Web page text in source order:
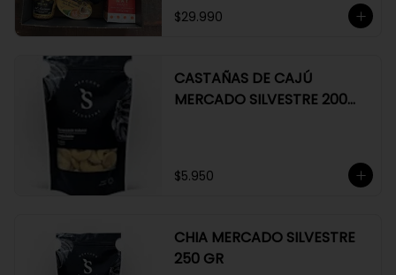
*HENAFF MOUSSE DE CANARD
*NAT CRACKERS PEQUEÑAS
$29.990
CASTAÑAS DE CAJÚ
MERCADO SILVESTRE 200
$5.950
CHIA MERCADO SILVESTRE
250 GR